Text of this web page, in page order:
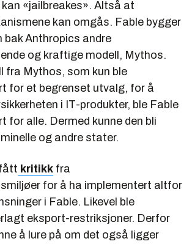
«jailbreakes». Altså at
kan omgås. Fable bygger
bak Anthropics andre
og kraftige modell, Mythos.
fra Mythos, som kun ble
for et begrenset utvalg, for å
i IT-produkter, ble Fable
for alle. Dermed kunne den bli
og andre stater.
kritikk fra
for å ha implementert altfor
i Fable. Likevel ble
eksport-restriksjoner. Derfor
å lure på om det også ligger